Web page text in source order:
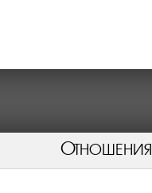
Отношения